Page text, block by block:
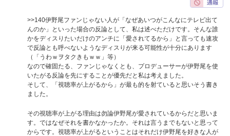
>>140伊野尾ファンじゃない人が「なぜあいつがこんなにテレビ出て
んのか」といった場合の反論として、私は述べただけです。そんな誰
かをディスりたいだけのアンチに「愛されてるから」と言っても速攻
で反論とも呼べないようなディスりが来る可能性が十分にあります
（「うわｗヲタクきもｗｗ」等）
なので確固たる、ファンじゃなくとも、プロデューサーが伊野尾を使
いたがる反論を先にすることが優先だと私は考えました。
そして、「視聴率が上がるから」が最も的を射ていると思いそう書き
ました。
その視聴率が上がる理由は勿論伊野尾が愛されているからだと思いま
す。ではなぜそれを書かなかったか。それは言うまでもないと思って
からです。視聴率が上がるということはそれだけ伊野尾を好きな人が